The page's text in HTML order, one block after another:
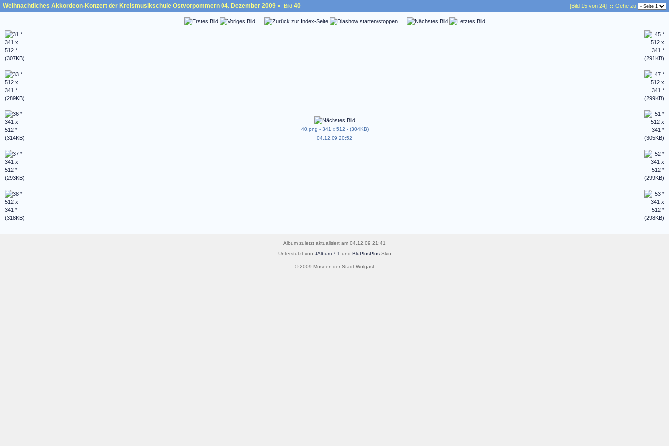
Weihnachtliches Akkordeon-Konzert der Kreismusikschule Ostvorpommern 04. Dezember 2009 » Bild 40 [Bild 15 von 24] :: Gehe zu
40.png - 341 x 512 - (304KB)
04.12.09 20:52
Album zuletzt aktualisiert am 04.12.09 21:41
Unterstützt von JAlbum 7.1 und BluPlusPlusSkin
© 2009 Museen der Stadt Wolgast